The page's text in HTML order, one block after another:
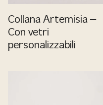
Collana Artemisia –
Con vetri
personalizzabili